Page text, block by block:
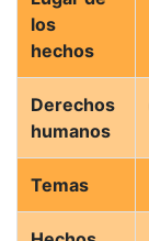
los
hechos
Derechos
humanos
Temas